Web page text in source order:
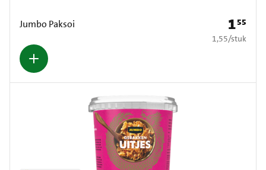
Jumbo Paksoi Prijs: €
155
€ 1,55 per stuk
1,55/stuk